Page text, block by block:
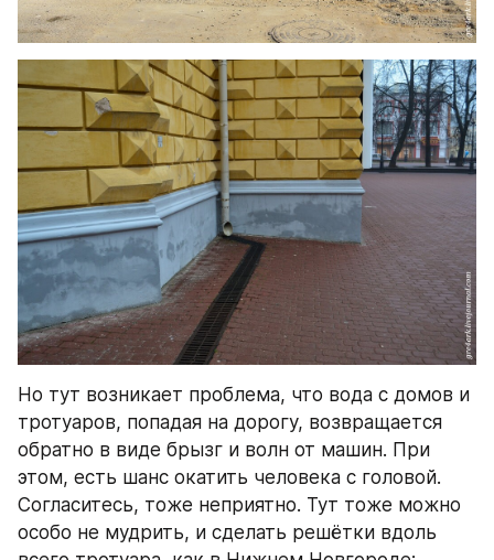
Но тут возникает проблема, что вода с домов и
тротуаров, попадая на дорогу, возвращается
обратно в виде брызг и волн от машин. При
этом, есть шанс окатить человека с головой.
Согласитесь, тоже неприятно. Тут тоже можно
особо не мудрить, и сделать решётки вдоль